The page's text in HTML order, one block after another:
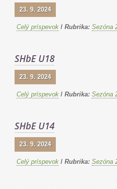
23. 9. 2024
Celý príspevok / Rubrika: Sezóna
SHbE U18
23. 9. 2024
Celý príspevok / Rubrika: Sezóna
SHbE U14
23. 9. 2024
Celý príspevok / Rubrika: Sezóna